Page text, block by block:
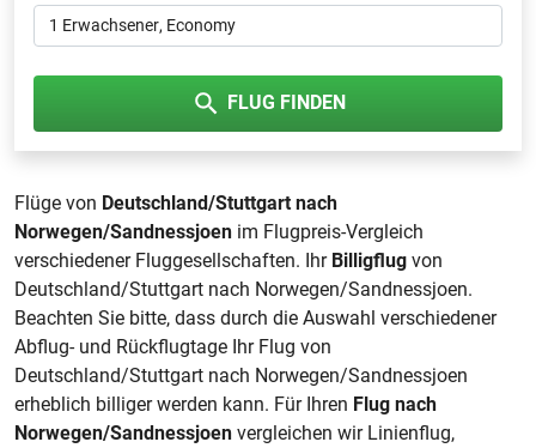
1 Erwachsener, Economy
FLUG FINDEN
Flüge von Deutschland/Stuttgart nach
Norwegen/Sandnessjoen im Flugpreis-Vergleich
verschiedener Fluggesellschaften. Ihr Billigflug von
Deutschland/Stuttgart nach Norwegen/Sandnessjoen.
Beachten Sie bitte, dass durch die Auswahl verschiedener
Abflug- und Rückflugtage Ihr Flug von
Deutschland/Stuttgart nach Norwegen/Sandnessjoen
erheblich billiger werden kann. Für Ihren Flug nach
Norwegen/Sandnessjoen vergleichen wir Linienflug,